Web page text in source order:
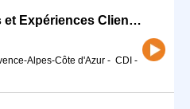
Conseiller-ère Services et Expériences Client (H/F)
Alpes-Côte d'Azur - CDI -